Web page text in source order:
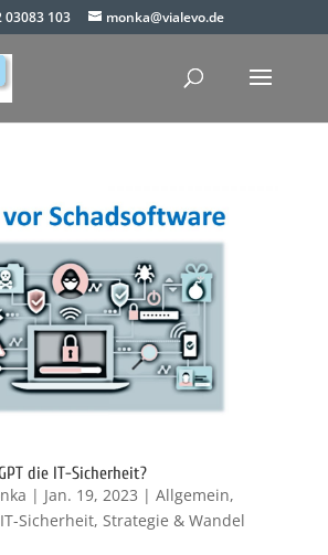
03083 103 monka@vialevo.de
die IT-Sicherheit?
| Jan. 19, 2023 | Allgemein,
IT-Sicherheit, Strategie & Wandel